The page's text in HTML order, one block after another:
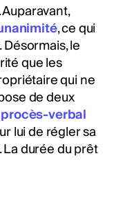
, ce qui
le
que les
qui ne
de deux
procès-verbal
lui de régler sa
durée du prêt